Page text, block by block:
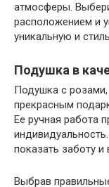
атмосферы.
расположением и
уникальную и
Подушка в
Подушка с
прекрасным
Ее ручная работа
показать заботу и
Выбрав